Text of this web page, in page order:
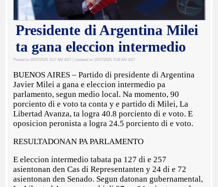
Presidente di Argentina Milei
ta gana eleccion intermedio
Posted on 10/27/2025, 9:27 AM AST | Updated on 10/27/2025, 9:28 AM AST
BUENOS AIRES – Partido di presidente di Argentina
Javier Milei a gana e eleccion intermedio pa
parlamento, segun medio local. Na momento, 90
porciento di e voto ta conta y e partido di Milei, La
Libertad Avanza, ta logra 40.8 porciento di e voto. E
oposicion peronista a logra 24.5 porciento di e voto.
RESULTADONAN PA PARLAMENTO
E eleccion intermedio tabata pa 127 di e 257
asientonan den Cas di Representanten y 24 di e 72
asientonan den Senado. Segun datonan gubernamental,